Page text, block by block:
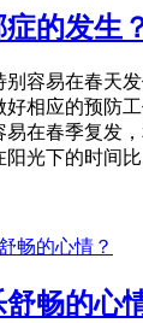
的发生
容易在春天
相应的预防工
在春季复发
光下的时间比
畅的心